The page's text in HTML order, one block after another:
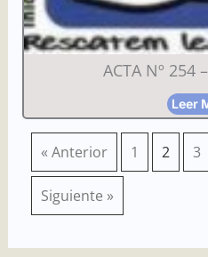
ACTA Nº 254
Leer
« Anterior 1 2 3
Siguiente »